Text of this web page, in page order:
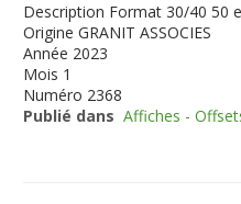
Description Format 30/40 50
Origine GRANIT ASSOCIES
Année 2023
Mois 1
Numéro 2368
Publié dans Affiches -